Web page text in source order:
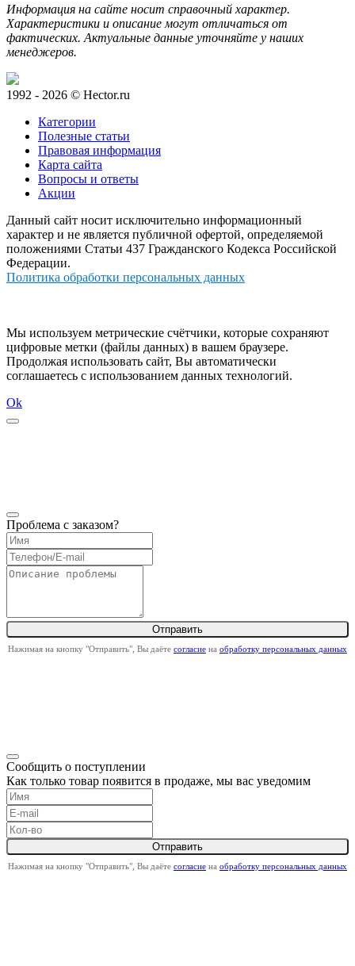
Информация на сайте носит справочный характер.
Характеристики и описание могут отличаться от
фактических. Актуальные данные уточняйте у наших
менеджеров.
1992 - 2026 © Hector.ru
Категории
Полезные статьи
Правовая информация
Карта сайта
Вопросы и ответы
Акции
Данный сайт носит исключительно информационный
характер и не является публичной офертой, определяемой
положениями Статьи 437 Гражданского Кодекса Российской
Федерации.
Политика обработки персональных данных
Мы используем метрические счётчики, которые сохраняют
цифровые метки (файлы данных) в вашем браузере.
Продолжая использовать сайт, Вы автоматически
соглашаетесь с использованием данных технологий.
Ok
Проблема с заказом?
Нажимая на кнопку "Отправить", Вы даёте согласие на обработку персональных данных
Сообщить о поступлении
Как только товар появится в продаже, мы вас уведомим
Нажимая на кнопку "Отправить", Вы даёте согласие на обработку персональных данных